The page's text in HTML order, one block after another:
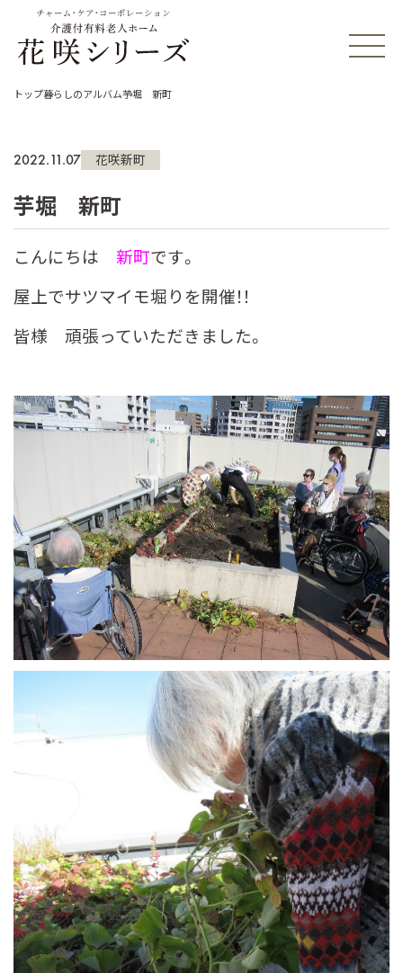
チャーム・ケア・コーポレーション
トップ暮らしのアルバム芋堀 新町
2022.11.07 花咲新町
芋堀 新町
こんにちは 新町です。
屋上でサツマイモ堀りを開催！！
皆様 頑張っていただきました。